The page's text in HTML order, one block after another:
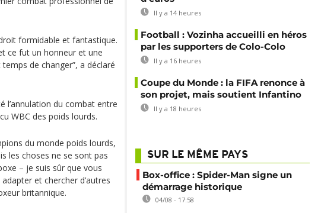
formidable et fantastique.
ce fut un honneur et une
de changer”, a déclaré
l’annulation du combat entre
WBC des poids lourds.
du monde poids lourds,
les choses ne se sont pas
– je suis sûr que vous
et chercher d’autres
britannique.
Il y a 14 heures
Football : Vozinha accueilli en héros
par les supporters de Colo-Colo
Il y a 16 heures
Coupe du Monde : la FIFA renonce à
son projet, mais soutient Infantino
Il y a 18 heures
SUR LE MÊME PAYS
Box-office : Spider-Man signe un
démarrage historique
04/08 - 17:58